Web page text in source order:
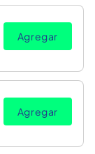
Agregar
Agregar